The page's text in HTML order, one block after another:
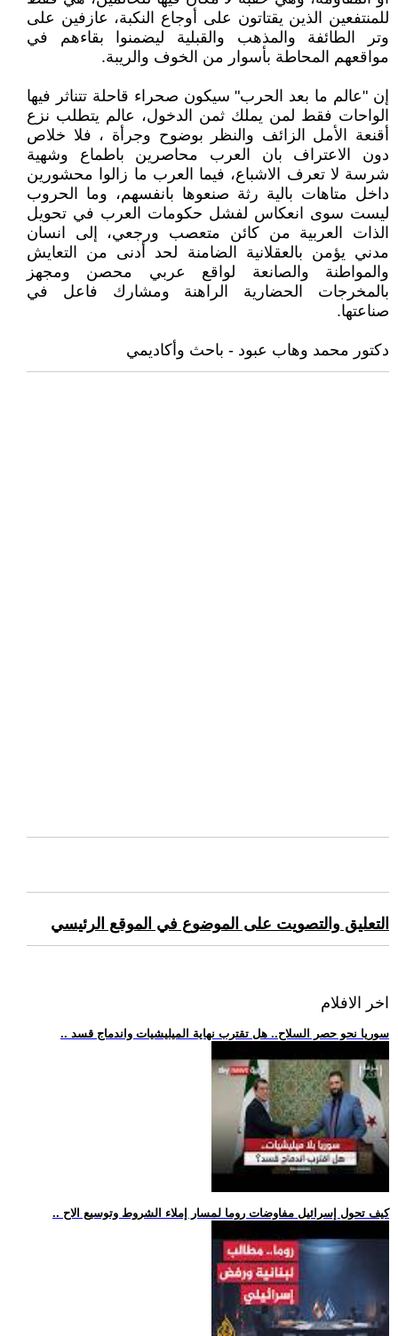
للمنتفعين الذين يقتاتون على أوجاع النكبة، عازفين على
وتر الطائفة والمذهب والقبلية ليضمنوا بقاءهم في
مواقعهم المحاطة بأسوار من الخوف والريبة.
إن "عالم ما بعد الحرب" سيكون صحراء قاحلة تتناثر فيها
الواحات فقط لمن يملك ثمن الدخول، عالم يتطلب نزع
أقنعة الأمل الزائف والنظر بوضوح وجرأة ، فلا خلاص
دون الاعتراف بان العرب محاصرين باطماع وشهية
شرسة لا تعرف الاشباع، فيما العرب ما زالوا محشورين
داخل متاهات بالية رثة صنعوها بانفسهم، وما الحروب
ليست سوى انعكاس لفشل حكومات العرب في تحويل
الذات العربية من كائن متعصب ورجعي، إلى انسان
مدني يؤمن بالعقلانية الضامنة لحد أدنى من التعايش
والمواطنة والصانعة لواقع عربي محصن ومجهز
بالمخرجات الحضارية الراهنة ومشارك فاعل في
صناعتها.
دكتور محمد وهاب عبود - باحث وأكاديمي
التعليق والتصويت على الموضوع في الموقع الرئيسي
اخر الافلام
.. سوريا نحو حصر السلاح.. هل تقترب نهاية الميليشيات واندماج قسد
.. كيف تحول إسرائيل مفاوضات روما لمسار إملاء الشروط وتوسيع الاح